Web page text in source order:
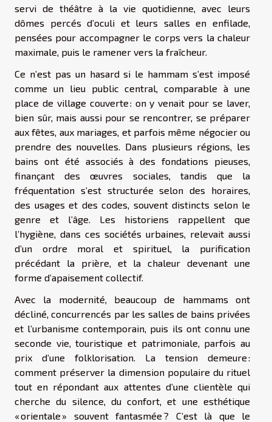
servi de théâtre à la vie quotidienne, avec leurs
dômes percés d’oculi et leurs salles en enfilade,
pensées pour accompagner le corps vers la chaleur
maximale, puis le ramener vers la fraîcheur.
Ce n’est pas un hasard si le hammam s’est imposé
comme un lieu public central, comparable à une
place de village couverte : on y venait pour se laver,
bien sûr, mais aussi pour se rencontrer, se préparer
aux fêtes, aux mariages, et parfois même négocier ou
prendre des nouvelles. Dans plusieurs régions, les
bains ont été associés à des fondations pieuses,
finançant des œuvres sociales, tandis que la
fréquentation s’est structurée selon des horaires,
des usages et des codes, souvent distincts selon le
genre et l’âge. Les historiens rappellent que
l’hygiène, dans ces sociétés urbaines, relevait aussi
d’un ordre moral et spirituel, la purification
précédant la prière, et la chaleur devenant une
forme d’apaisement collectif.
Avec la modernité, beaucoup de hammams ont
décliné, concurrencés par les salles de bains privées
et l’urbanisme contemporain, puis ils ont connu une
seconde vie, touristique et patrimoniale, parfois au
prix d’une folklorisation. La tension demeure :
comment préserver la dimension populaire du rituel
tout en répondant aux attentes d’une clientèle qui
cherche du silence, du confort, et une esthétique
« orientale » souvent fantasmée ? C’est là que le